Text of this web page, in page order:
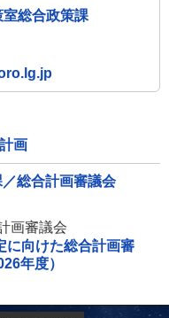
総合政策課
画
総合計画審議会
画審議会
に向けた総合計画審
年度）